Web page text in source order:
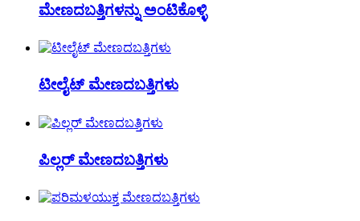
ಮೇಣದಬತ್ತಿಗಳನ್ನು ಅಂಟಿಕೊಳ್ಳಿ
ಟೀಲೈಟ್ ಮೇಣದಬತ್ತಿಗಳು
ಪಿಲ್ಲರ್ ಮೇಣದಬತ್ತಿಗಳು